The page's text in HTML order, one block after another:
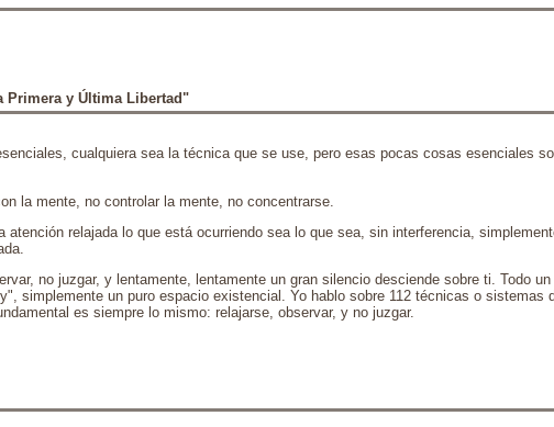
Primera y Última Libertad"
cualquiera sea la técnica que se use, pero esas pocas cosas esenciales
la mente, no controlar la mente, no concentrarse.
atención relajada lo que está ocurriendo sea lo que sea, sin interferencia,
no juzgar, y lentamente, lentamente un gran silencio desciende sobre ti. Todo
simplemente un puro espacio existencial. Yo hablo sobre 112 técnicas o sistemas
es siempre lo mismo: relajarse, observar, y no juzgar.